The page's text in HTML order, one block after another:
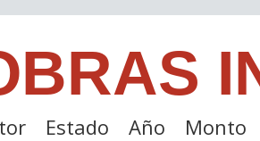
Estado Año Monto